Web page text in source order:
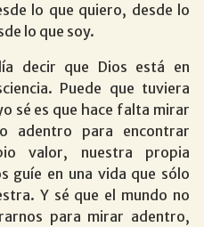
lo que quiero, desde lo
lo que soy.
decir que Dios está en
Puede que tuviera
sé es que hace falta mirar
adentro para encontrar
valor, nuestra propia
guíe en una vida que sólo
Y sé que el mundo no
para mirar adentro,